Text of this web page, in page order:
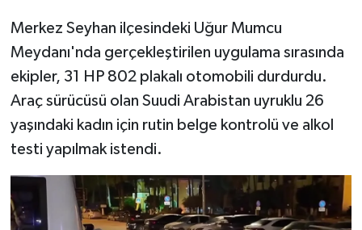
Merkez Seyhan ilçesindeki Uğur Mumcu
Meydanı'nda gerçekleştirilen uygulama sırasında
ekipler, 31 HP 802 plakalı otomobili durdurdu.
Araç sürücüsü olan Suudi Arabistan uyruklu 26
yaşındaki kadın için rutin belge kontrolü ve alkol
testi yapılmak istendi.